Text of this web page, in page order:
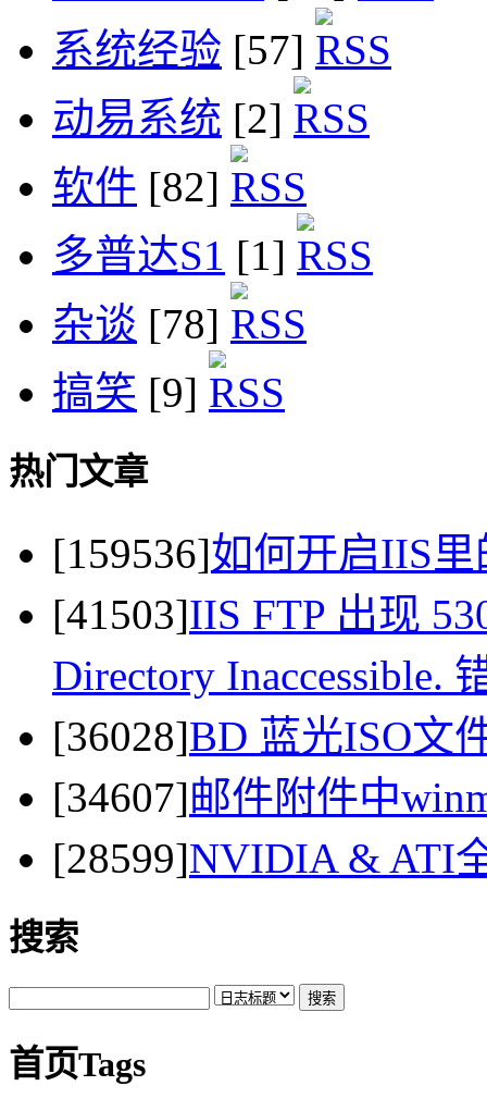
系统经验 [57]
动易系统 [2]
软件 [82]
多普达S1 [1]
杂谈 [78]
搞笑 [9]
热门文章
[159536]如何开启IIS里
[41503]IIS FTP 出现
Directory Inaccessible.
[36028]BD 蓝光ISO文
[34607]邮件附件中
[28599]NVIDIA & ATI
搜索
首页Tags